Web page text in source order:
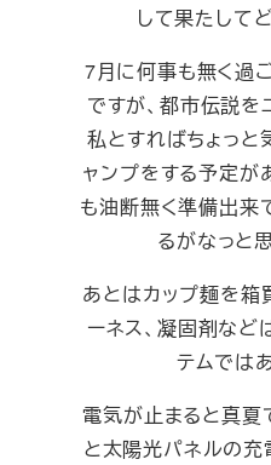
して果たして
7月に何事も無く過
ですが、都市伝説を
私とすればちょっと
ャンプをする予定が
も油断無く準備出来
るがなっと
あとはカップ麺を箱
ーネス、凝固剤など
テムでは
電気が止まると真夏
と太陽光パネルの充